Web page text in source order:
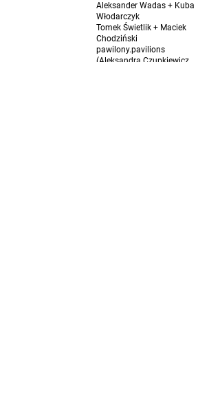
Aleksander Wadas + Kuba
Włodarczyk
Tomek Świetlik + Maciek
Chodziński
pawilony.pavilions
(Aleksandra Czupkiewicz,